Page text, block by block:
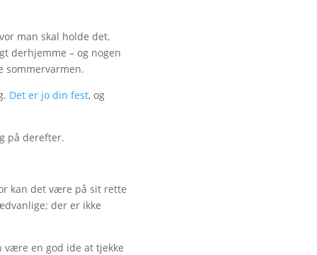
man skal holde det.
derhjemme – og nogen
sommervarmen.
Det er jo din fest, og
på derefter.
kan det være på sit rette
der er ikke
være en god ide at tjekke